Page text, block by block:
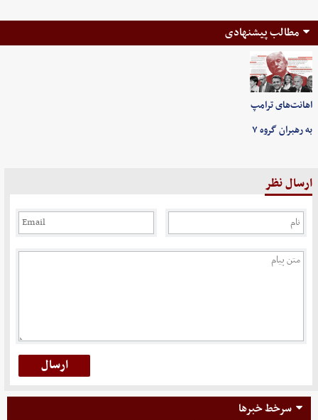
مطالب پیشنهادی
اهانت‌های ترامپ
به رهبران گروه ۷
ارسال نظر
سرخط خبرها